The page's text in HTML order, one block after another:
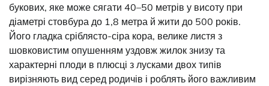
букових, яке може сягати 40–50 метрів у висоту при
діаметрі стовбура до 1,8 метра й жити до 500 років.
Його гладка сріблясто-сіра кора, велике листя з
шовковистим опушенням уздовж жилок знизу та
характерні плоди в плюсці з лусками двох типів
вирізняють вид серед родичів і роблять його важливим